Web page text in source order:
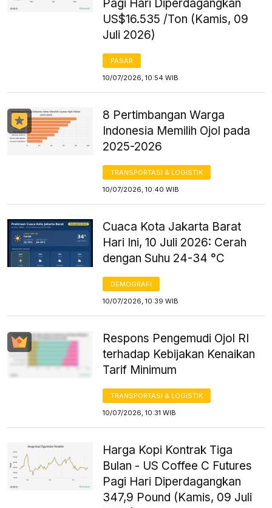
Pagi Hari Diperdagangkan
US$16.535 /Ton (Kamis, 09
Juli 2026)
PASAR
10/07/2026, 10:54 WIB
8 Pertimbangan Warga
Indonesia Memilih Ojol pada
2025-2026
TRANSPORTASI & LOGISTIK
10/07/2026, 10:40 WIB
Cuaca Kota Jakarta Barat
Hari Ini, 10 Juli 2026: Cerah
dengan Suhu 24-34 °C
DEMOGRAFI
10/07/2026, 10:39 WIB
Respons Pengemudi Ojol RI
terhadap Kebijakan Kenaikan
Tarif Minimum
TRANSPORTASI & LOGISTIK
10/07/2026, 10:31 WIB
Harga Kopi Kontrak Tiga
Bulan - US Coffee C Futures
Pagi Hari Diperdagangkan
347,9 Pound (Kamis, 09 Juli